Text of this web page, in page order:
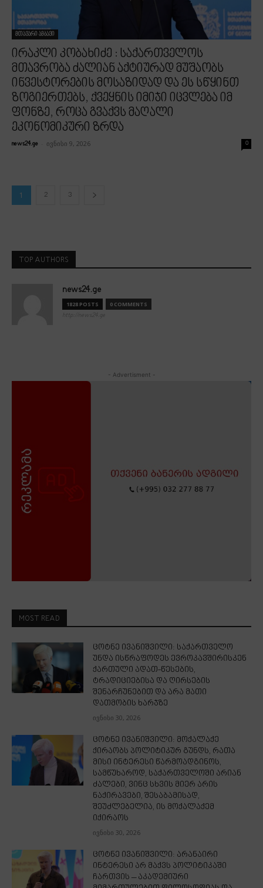
მთავარი ამბავი
ირაკლი კობახიძე : საქართველოს
მთავრობა ძალიან აქტიურად მუშაობს
ინვესტორების მოსაზიდად და ეს სწყინთ
ზოგიერთებს, ქვეყნის იმიჯი იცვლება იმ
ფონზე, როცა გვაქვს მაღალი
ეკონომიკური ზრდა
news24.ge ივნისი 9, 2026 0
1 2 3
TOP AUTHORS
news24.ge
1828 POSTS
0 COMMENTS
http://news24.ge
- Advertisment -
MOST READ
ცოტნე ივანიშვილი: საქართველო
უნდა ისწრაფოდეს ევროკავშირისკენ
ქართული ადათ-წესების,
ტრადიციებისა და ღირსების
შენარჩუნებით და არა მათი
დათმობის ხარჯზე
ივნისი 30, 2026
ცოტნე ივანიშვილი: მოქალაქე
ქირაობს პოლიტიკურ გუნდს, რათა
მისი ინტერესი წარმოადგინოს,
სამწუხაროდ, საქართველოში არიან
ძალები, ვინც სხვის მიერ არის
ნაქირავები, შესაბამისად,
შეუძლებელია, ის მოქალაქემ
იქირაოს
ივნისი 30, 2026
ცოტნე ივანიშვილი: არანაირი
ინტერესი არ მაქვს პოლიტიკაში
ჩართვის – აკადემიური